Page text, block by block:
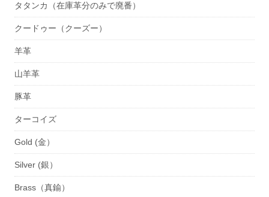
タタンカ（在庫革分のみで廃番）
クードゥー（クーズー）
羊革
山羊革
豚革
ターコイズ
Gold (金）
Silver (銀）
Brass（真鍮）